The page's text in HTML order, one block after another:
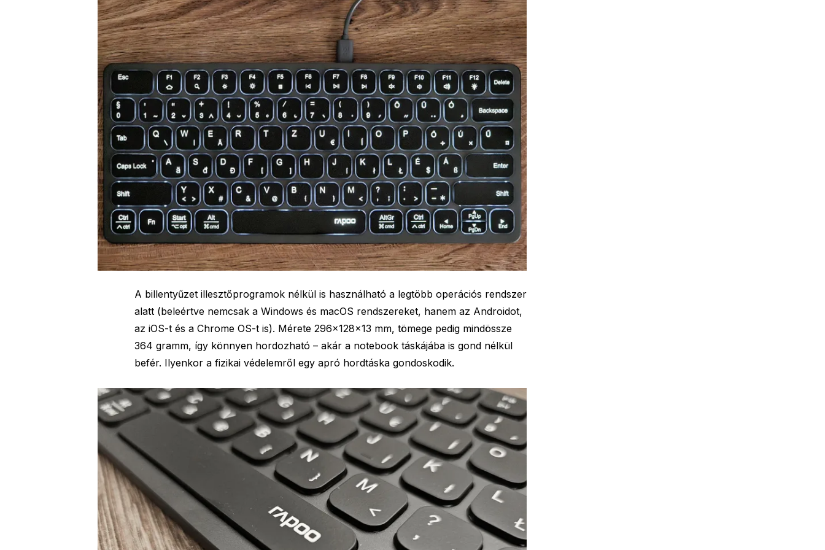
A billentyűzet illesztőprogramok nélkül is használható a legtöbb operációs rendszer
alatt (beleértve nemcsak a Windows és macOS rendszereket, hanem az Androidot,
az iOS-t és a Chrome OS-t is). Mérete 296×128×13 mm, tömege pedig mindössze
364 gramm, így könnyen hordozható – akár a notebook táskájába is gond nélkül
befér. Ilyenkor a fizikai védelemről egy apró hordtáska gondoskodik.